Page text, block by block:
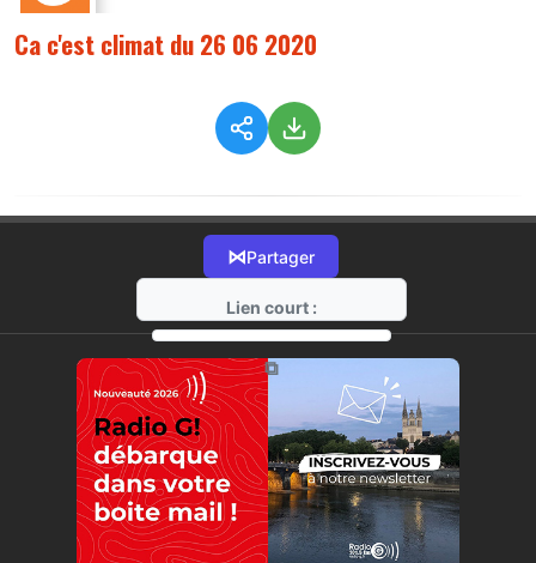
Ca c'est climat du 26 06 2020
⋈Partager
Lien court :
https://radio-g.fr?2358
⧉